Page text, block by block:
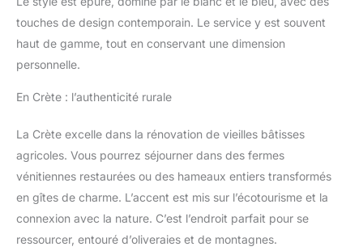
touches de design contemporain. Le service y est souvent
haut de gamme, tout en conservant une dimension
personnelle.
En Crète : l’authenticité rurale
La Crète excelle dans la rénovation de vieilles bâtisses
agricoles. Vous pourrez séjourner dans des fermes
vénitiennes restaurées ou des hameaux entiers transformés
en gîtes de charme. L’accent est mis sur l’écotourisme et la
connexion avec la nature. C’est l’endroit parfait pour se
ressourcer, entouré d’oliveraies et de montagnes.